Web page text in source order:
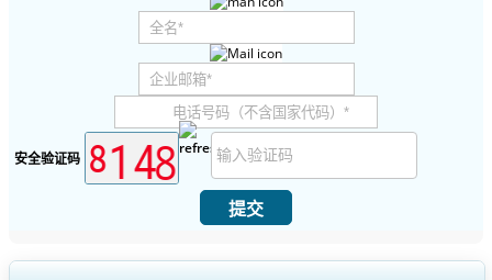
安全验证码
提交